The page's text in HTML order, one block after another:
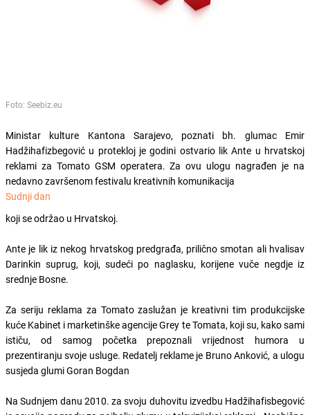
Foto: Seebiz.eu
Ministar kulture Kantona Sarajevo, poznati bh. glumac Emir
Hadžihafizbegović u protekloj je godini ostvario lik Ante u hrvatskoj
reklami za Tomato GSM operatera. Za ovu ulogu nagrađen je na
nedavno završenom festivalu kreativnih komunikacija
Sudnji dan
koji se održao u Hrvatskoj.
Ante je lik iz nekog hrvatskog predgrađa, prilično smotan ali hvalisav
Darinkin suprug, koji, sudeći po naglasku, korijene vuče negdje iz
srednje Bosne.
Za seriju reklama za Tomato zaslužan je kreativni tim produkcijske
kuće Kabinet i marketinške agencije Grey te Tomata, koji su, kako sami
ističu, od samog početka prepoznali vrijednost humora u
prezentiranju svoje usluge. Redatelj reklame je Bruno Anković, a ulogu
susjeda glumi Goran Bogdan
Na Sudnjem danu 2010. za svoju duhovitu izvedbu Hadžihafisbegović